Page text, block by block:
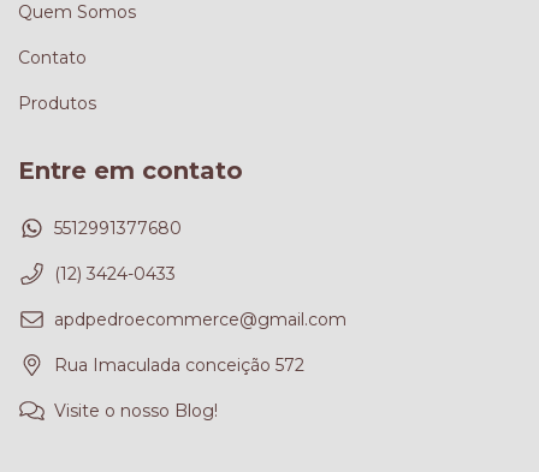
Quem Somos
Contato
Produtos
Entre em contato
5512991377680
(12) 3424-0433
apdpedroecommerce@gmail.com
Rua Imaculada conceição 572
Visite o nosso Blog!